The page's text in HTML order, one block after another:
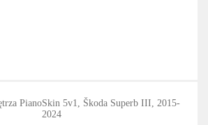
PianoSkin 5v1, Škoda Superb III, 2015-
2024